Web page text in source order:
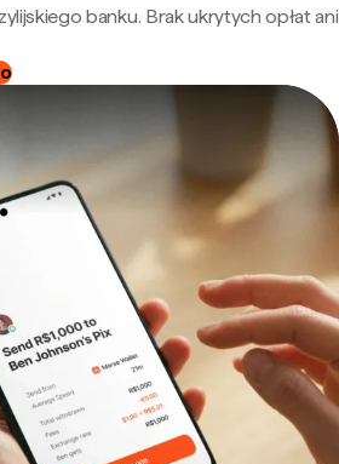
banku. Brak ukrytych opłat ani